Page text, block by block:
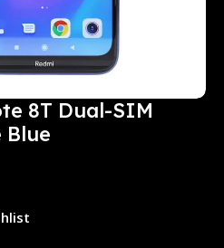
8T Dual-SIM
Blue